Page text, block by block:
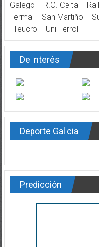
Galego
R.C. Celta
Termal
San Martiño
Teucro
Uni Ferrol
De interés
Deporte Galicia
Predicción